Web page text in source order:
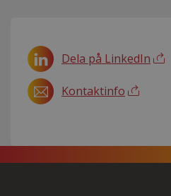
Dela på LinkedIn
Kontaktinfo